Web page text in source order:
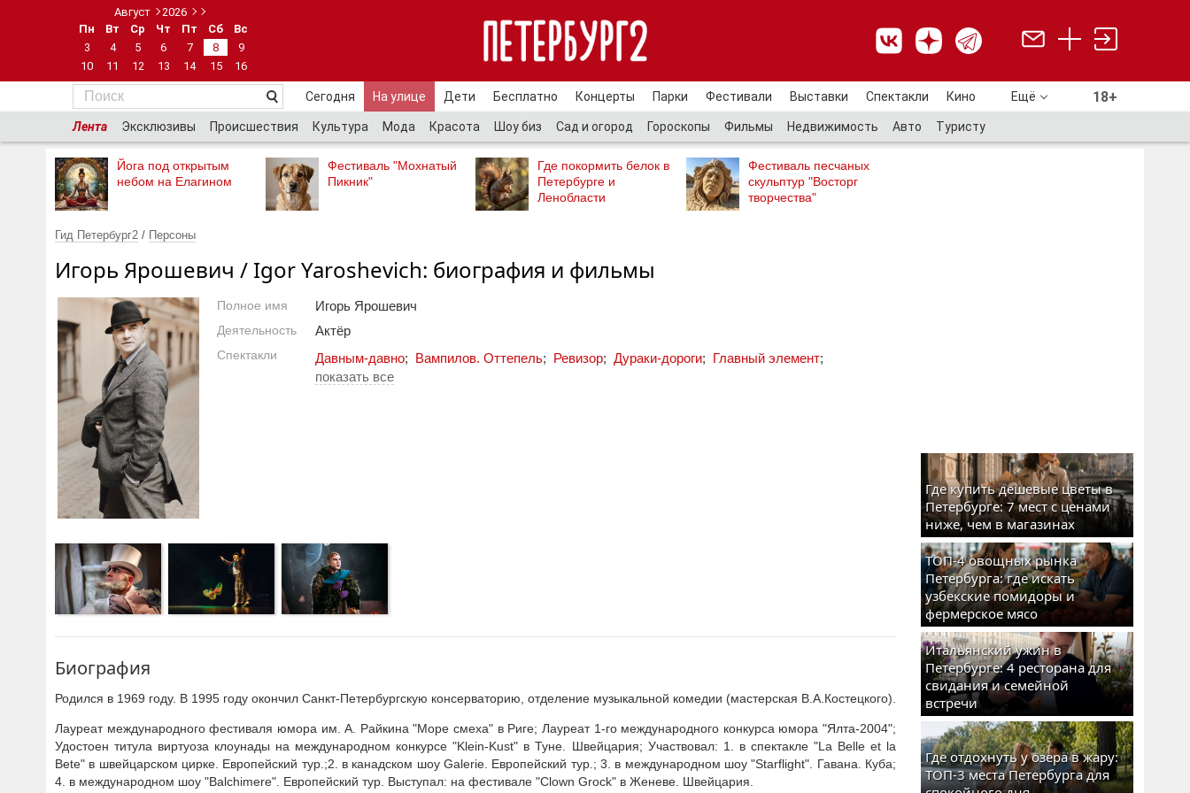
Август
2026
Пн
Вт Ср Чт Пт Сб
Вс
3
4 5 6 7 8
9
10
11 12 13 14 15 16
Сегодня На улице Дети Бесплатно Концерты Парки Фестивали Выставки Спектакли Кино Ещё 18+
Лента Эксклюзивы Происшествия Культура Мода Красота Шоу биз Сад и огород Гороскопы Фильмы Недвижимость Авто Туристу
Йога под открытым
небом на Елагином
Фестиваль "Мохнатый
Пикник"
Где покормить белок в
Петербурге и
Ленобласти
Фестиваль песчаных
скульптур "Восторг
творчества"
Гид Петербург2 / Персоны
Игорь Ярошевич / Igor Yaroshevich: биография и фильмы
Полное имя Игорь Ярошевич
Деятельность Актёр
Спектакли Давным-давно; Вампилов. Оттепель; Ревизор; Дураки-дороги; Главный элемент;
показать все
Биография
Родился в 1969 году. В 1995 году окончил Санкт-Петербургскую консерваторию, отделение музыкальной комедии (мастерская В.А.Костецкого).
Лауреат международного фестиваля юмора им. А. Райкина "Море смеха" в Риге; Лауреат 1-го международного конкурса юмора "Ялта-2004";
Удостоен титула виртуоза клоунады на международном конкурсе "Klein-Kust" в Туне. Швейцария; Участвовал: 1. в спектакле "La Belle et la
Bete" в швейцарском цирке. Европейский тур.;2. в канадском шоу Galerie. Европейский тур.; 3. в международном шоу "Starflight". Гавана. Куба;
4. в международном шоу "Balchimere". Европейский тур. Выступал: на фестивале "Clown Grock" в Женеве. Швейцария.
Где купить дешевые цветы в
Петербурге: 7 мест с ценами
ниже, чем в магазинах
ТОП-4 овощных рынка
Петербурга: где искать
узбекские помидоры и
фермерское мясо
Итальянский ужин в
Петербурге: 4 ресторана для
свидания и семейной
встречи
Где отдохнуть у озера в жару:
ТОП-3 места Петербурга для